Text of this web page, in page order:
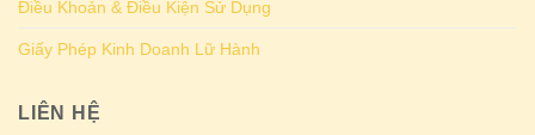
Điều Khoản & Điều Kiện Sử Dụng
Giấy Phép Kinh Doanh Lữ Hành